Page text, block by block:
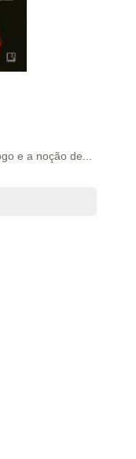
e a noção de...